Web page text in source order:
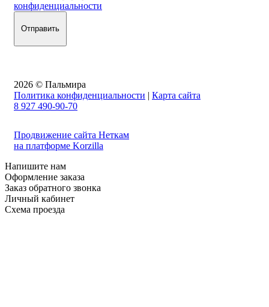
конфиденциальности
2026 © Пальмира
Политика конфиденциальности | Карта сайта
8 927 490-90-70
Продвижение сайта Неткам
на платформе Korzilla
Напишите нам
Оформление заказа
Заказ обратного звонка
Личный кабинет
Схема проезда